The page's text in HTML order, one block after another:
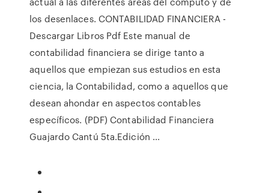
los desenlaces. CONTABILIDAD FINANCIERA -
Descargar Libros Pdf Este manual de
contabilidad financiera se dirige tanto a
aquellos que empiezan sus estudios en esta
ciencia, la Contabilidad, como a aquellos que
desean ahondar en aspectos contables
específicos. (PDF) Contabilidad Financiera
Guajardo Cantú 5ta.Edición ...